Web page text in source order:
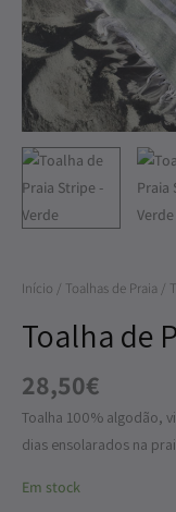
Início / Toalhas de Praia /
Toalha de
28,50€
Toalha 100% algodão,
dias ensolarados na
Em stock
Verde